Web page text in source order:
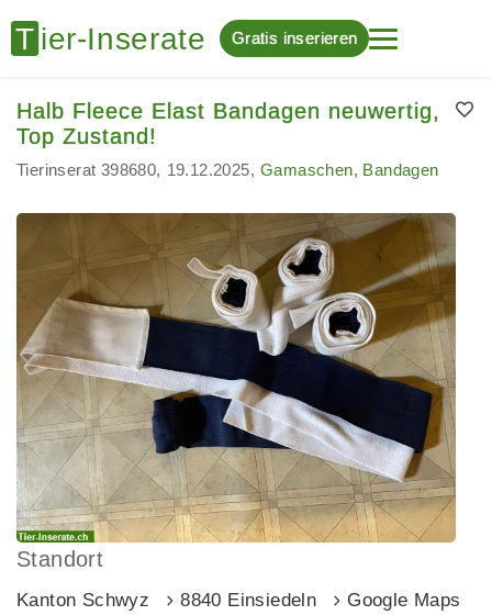
Gratis inserieren
Halb Fleece Elast Bandagen neuwertig,
Top Zustand!
Tierinserat 398680 19.12.2025 Gamaschen, Bandagen
Standort
Kanton Schwyz 8840 Einsiedeln Google Maps